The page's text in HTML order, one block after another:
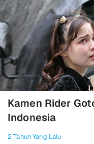
Kamen Rider
Indonesia
2 Tahun Yang Lalu